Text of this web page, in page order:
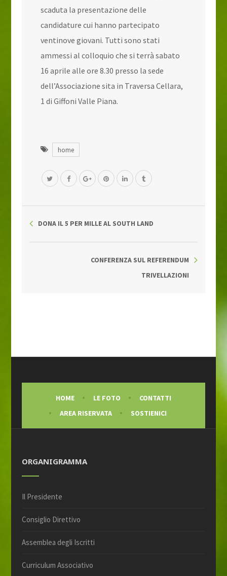
scaduta la presentazione delle
candidature cui hanno partecipato
ventinove giovani. Tutti sono stati
ammessi al colloquio che si terrà sabato
16 aprile alle ore 8.30 presso la sede
dell’Associazione sita in Traversa Cellara,
1 di Giffoni Valle Piana.
home
DONA IL 5 PER MILLE AL SOUTH LAND
CONFERENZA SUL REFERENDUM
TRIVELLAZIONI
HOME LE FOTO
CONTATTI
AREA RISERVATA
SOSTIENICI
ORGANIGRAMMA
Il Presidente
Consiglio Direttivo
Assemblea degli Iscritti
Curriculum Associativo